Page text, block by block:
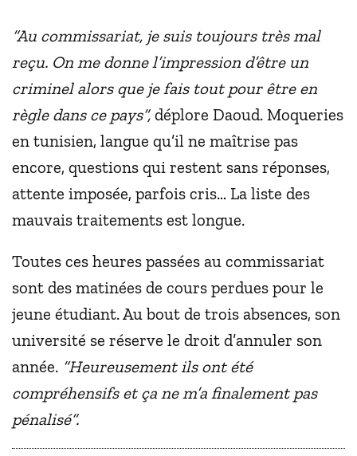
“Au commissariat, je suis toujours très mal
reçu. On me donne l’impression d’être un
criminel alors que je fais tout pour être en
règle dans ce pays”, déplore Daoud. Moqueries
en tunisien, langue qu’il ne maîtrise pas
encore, questions qui restent sans réponses,
attente imposée, parfois cris… La liste des
mauvais traitements est longue.
Toutes ces heures passées au commissariat
sont des matinées de cours perdues pour le
jeune étudiant. Au bout de trois absences, son
université se réserve le droit d’annuler son
année. “Heureusement ils ont été
compréhensifs et ça ne m’a finalement pas
pénalisé”.